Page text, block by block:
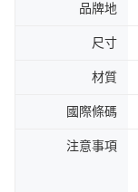
品牌地
尺寸
材質
國際條碼
注意事項